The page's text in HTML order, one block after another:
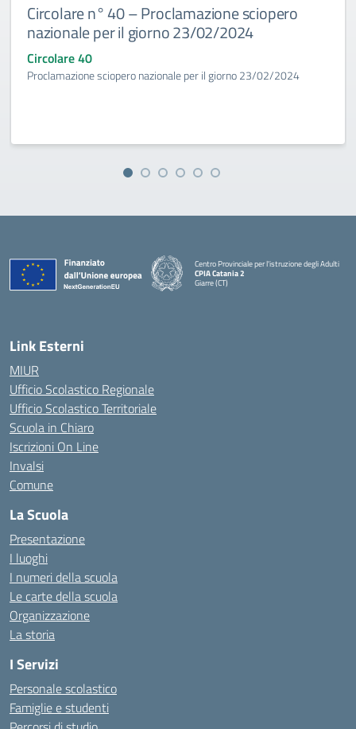
Circolare n° 40 – Proclamazione sciopero
nazionale per il giorno 23/02/2024
Circolare 40
Proclamazione sciopero nazionale per il giorno 23/02/2024
Centro Provinciale per l'istruzione degli Adulti
CPIA Catania 2
Giarre (CT)
Link Esterni
MIUR
Ufficio Scolastico Regionale
Ufficio Scolastico Territoriale
Scuola in Chiaro
Iscrizioni On Line
Invalsi
Comune
La Scuola
Presentazione
I luoghi
I numeri della scuola
Le carte della scuola
Organizzazione
La storia
I Servizi
Personale scolastico
Famiglie e studenti